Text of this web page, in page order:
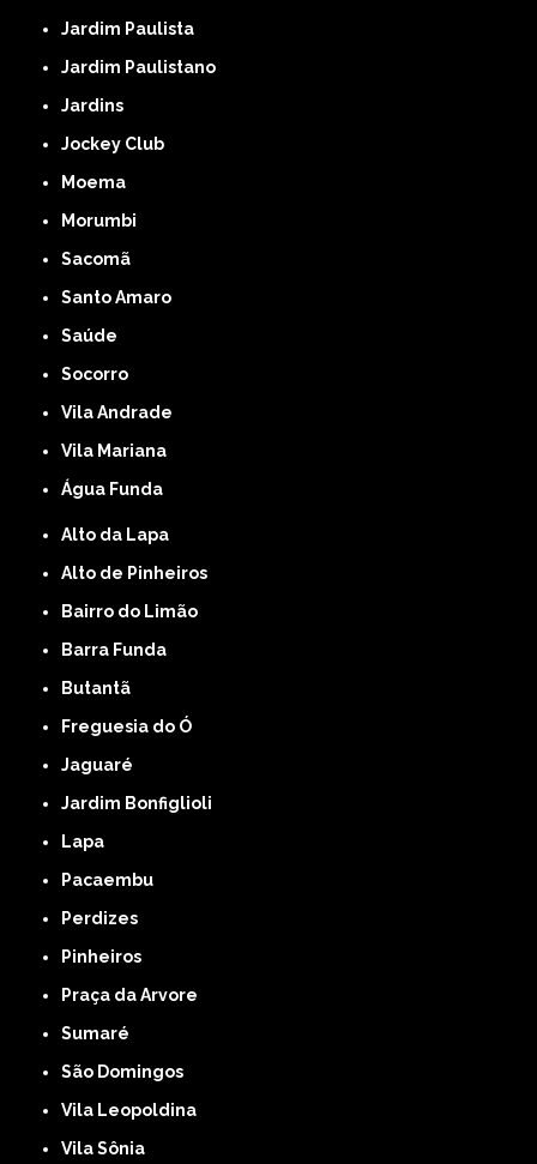
Jardim Paulista
Jardim Paulistano
Jardins
Jockey Club
Moema
Morumbi
Sacomã
Santo Amaro
Saúde
Socorro
Vila Andrade
Vila Mariana
Água Funda
Alto da Lapa
Alto de Pinheiros
Bairro do Limão
Barra Funda
Butantã
Freguesia do Ó
Jaguaré
Jardim Bonfiglioli
Lapa
Pacaembu
Perdizes
Pinheiros
Praça da Arvore
Sumaré
São Domingos
Vila Leopoldina
Vila Sônia